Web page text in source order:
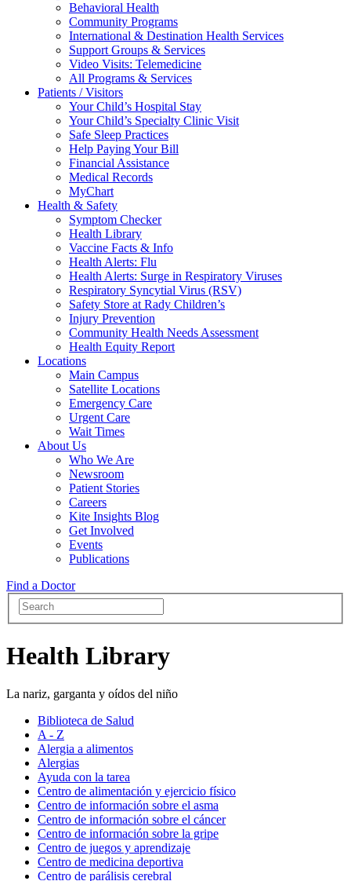
Behavioral Health
Community Programs
International & Destination Health Services
Support Groups & Services
Video Visits: Telemedicine
All Programs & Services
Patients / Visitors
Your Child’s Hospital Stay
Your Child’s Specialty Clinic Visit
Safe Sleep Practices
Help Paying Your Bill
Financial Assistance
Medical Records
MyChart
Health & Safety
Symptom Checker
Health Library
Vaccine Facts & Info
Health Alerts: Flu
Health Alerts: Surge in Respiratory Viruses
Respiratory Syncytial Virus (RSV)
Safety Store at Rady Children’s
Injury Prevention
Community Health Needs Assessment
Health Equity Report
Locations
Main Campus
Satellite Locations
Emergency Care
Urgent Care
Wait Times
About Us
Who We Are
Newsroom
Patient Stories
Careers
Kite Insights Blog
Get Involved
Events
Publications
Find a Doctor
Health Library
La nariz, garganta y oídos del niño
Biblioteca de Salud
A - Z
Alergia a alimentos
Alergias
Ayuda con la tarea
Centro de alimentación y ejercicio físico
Centro de información sobre el asma
Centro de información sobre el cáncer
Centro de información sobre la gripe
Centro de juegos y aprendizaje
Centro de medicina deportiva
Centro de parálisis cerebral